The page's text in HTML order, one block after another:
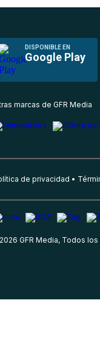
DISPONIBLE EN
Google Play
marcas de GFR Media
de privacidad
2026 GFR Media, Todos